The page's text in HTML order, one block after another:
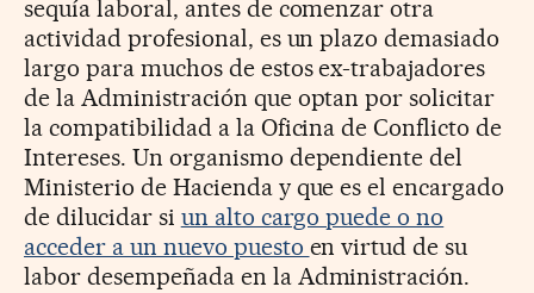
sequía laboral, antes de comenzar otra
actividad profesional, es un plazo demasiado
largo para muchos de estos ex-trabajadores
de la Administración que optan por solicitar
la compatibilidad a la Oficina de Conflicto de
Intereses. Un organismo dependiente del
Ministerio de Hacienda y que es el encargado
de dilucidar si un alto cargo puede o no
acceder a un nuevo puesto en virtud de su
labor desempeñada en la Administración.